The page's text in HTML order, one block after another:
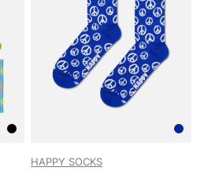
HAPPY SOCKS